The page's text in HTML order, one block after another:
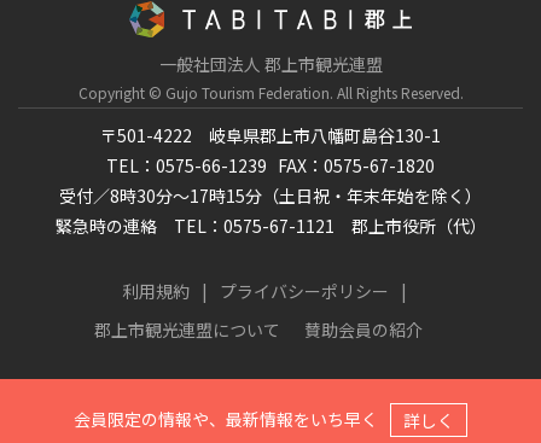
一般社団法人 郡上市観光連盟
Copyright © Gujo Tourism Federation. All Rights Reserved.
〒501-4222 岐阜県郡上市八幡町島谷130-1
TEL：0575-66-1239 FAX：0575-67-1820
受付／8時30分～17時15分（土日祝・年末年始を除く）
緊急時の連絡 TEL：0575-67-1121 郡上市役所（代）
利用規約
プライバシーポリシー
郡上市観光連盟について
賛助会員の紹介
会員限定の情報や、最新情報をいち早く 詳しく